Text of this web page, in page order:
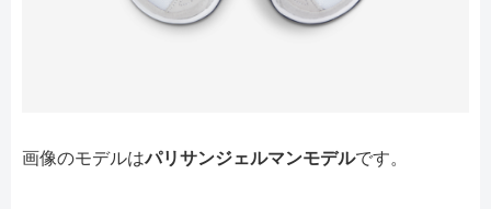
画像のモデルはパリサンジェルマンモデルです。